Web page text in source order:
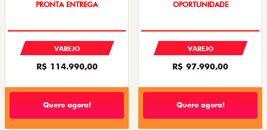
PRONTA ENTREGA
VAREJO
R$ 114.990,00
Quero agora!
OPORTUNIDADE
VAREJO
R$ 97.990,00
Quero agora!